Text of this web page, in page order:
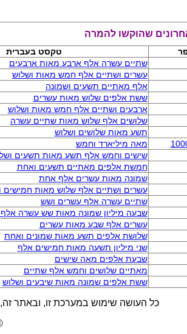
שהוקשו להמרה
טקסט בעברית
שתיים עשרה אלף ארבע מאות ארבעים
עשרים ושתיים אלף חמש מאות ושלוש
אלף מאתיים תשעים ושמונה
ששת אלפים שלוש מאות עשרים
ארבעים ושתיים אלף חמש מאות ושלוש
שלושים אלף שלוש מאות שתיים עשרה
תשע מאות שלושים ושלוש
מאה מיליארד וחמש
שישים וחמש אלף תשע מאות תשעים
חמשת אלפים מאתיים תשעים ואחת
שמונה מאות עשרים אלף אחת
עשרים ושתיים אלף שלוש מאות חמישים
שתיים עשרה אלף עשרים ושש
שבעה מיליון שמונה מאות שש עשרה
עשרים אלף שבע מאות עשרים
שלושת אלפים תשע מאות שמונים ואחת
שני מיליון תשעה מאות חמישים אלף
שבעת אלפים מאה שישים
מאתיים שלושים וחמש אלף שתיים
ששת אלפים שמונה מאות שיבעים ושלוש
כל העושה שימוש במערכת זו, ובאתר